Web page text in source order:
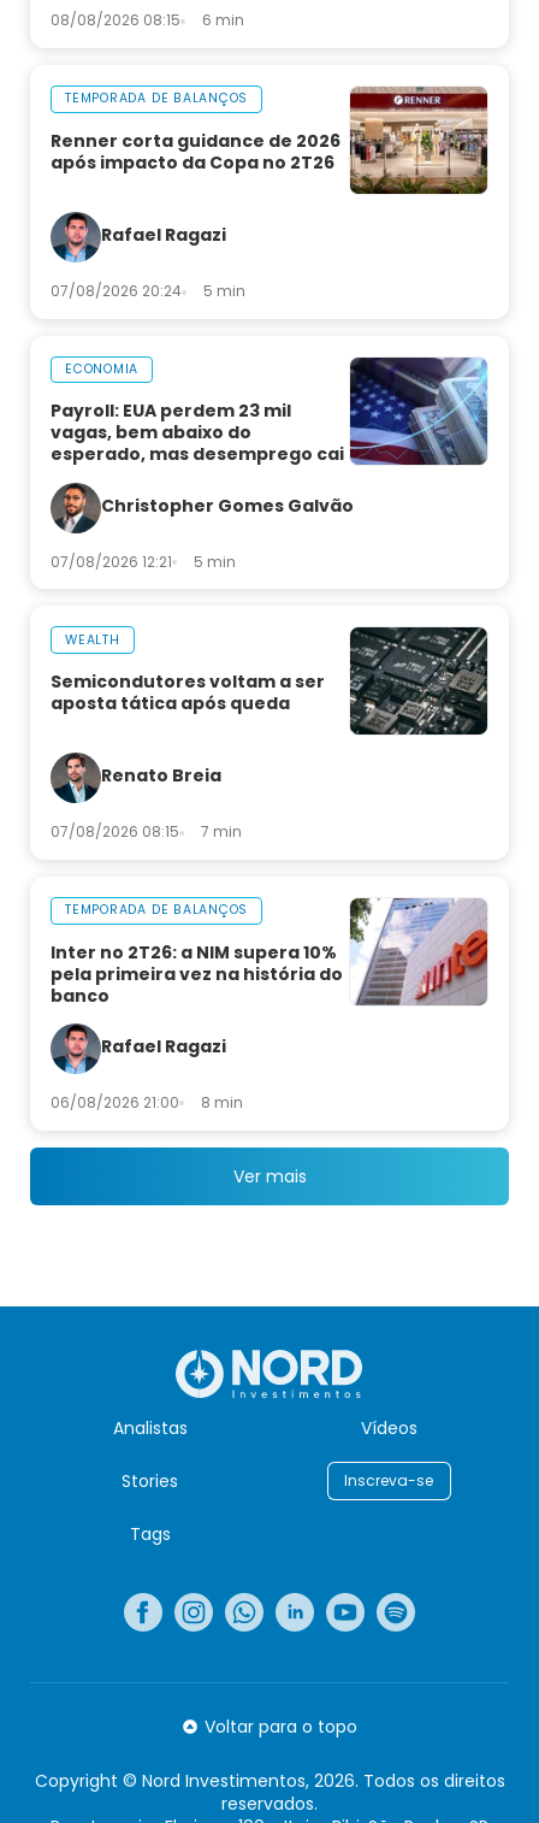
08/08/2026 08:15 6 min
TEMPORADA DE BALANÇOS
Renner corta guidance de 2026
após impacto da Copa no 2T26
Rafael Ragazi
07/08/2026 20:24 5 min
ECONOMIA
Payroll: EUA perdem 23 mil
vagas, bem abaixo do
esperado, mas desemprego cai
Christopher Gomes Galvão
07/08/2026 12:21 5 min
WEALTH
Semicondutores voltam a ser
aposta tática após queda
Renato Breia
07/08/2026 08:15 7 min
TEMPORADA DE BALANÇOS
Inter no 2T26: a NIM supera 10%
pela primeira vez na história do
banco
Rafael Ragazi
06/08/2026 21:00 8 min
Ver mais
Analistas Vídeos
Stories Inscreva-se
Tags
Voltar para o topo
Copyright © Nord Investimentos, 2026. Todos os direitos
reservados.